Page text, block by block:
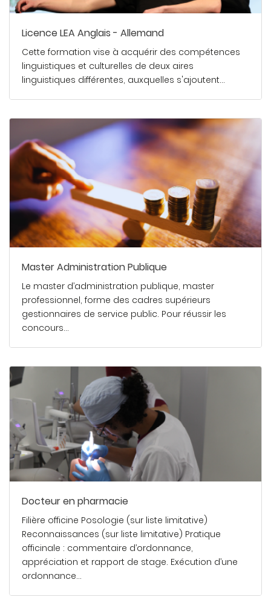
Licence LEA Anglais - Allemand
Cette formation vise à acquérir des compétences
linguistiques et culturelles de deux aires
linguistiques différentes, auxquelles s'ajoutent…
Master Administration Publique
Le master d’administration publique, master
professionnel, forme des cadres supérieurs
gestionnaires de service public. Pour réussir les
concours…
Docteur en pharmacie
Filière officine Posologie (sur liste limitative)
Reconnaissances (sur liste limitative) Pratique
officinale : commentaire d’ordonnance,
appréciation et rapport de stage. Exécution d’une
ordonnance…